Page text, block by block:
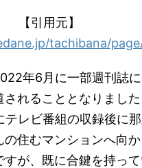
【引用元】
tachibana/
年6月に一部週刊誌
されることとなりまし
レビ番組の収録後に
の住むマンションへ向
すが、既に合鍵を持っ